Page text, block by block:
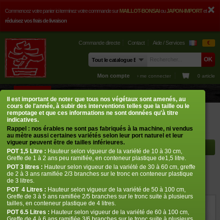
Commencez votre panier ici terminez votre commande surMAILLOT-BONSAIouJAPON-IMPORTet
réduisez vos frais de livraison
Commande directe Contact Aide / Services €
Mon compte › me connecter 0 article
Boutique Erables japonais Acer palmatum Tsuru no mai
Rayon à afficher
Tsuru no mai
ref. : 1057
Il est important de noter que tous nos végétaux sont amenés, au
cours de l'année, à subir des interventions telles que la taille ou le
rempotage et que ces informations ne sont données qu'à titre
indicatives.
Rappel : nos érables ne sont pas fabriqués à la machine, ni vendus
au mètre aussi certaines variétés selon leur port naturel et leur
vigueur peuvent être de tailles inférieures.
POT1,5 Litre : Hauteur selon vigueur de la variété de 10 à 30 cm,
Greffe de 1 à 2 ans peu ramifiée, en conteneur plastique de1,5 litre.
POT3 litres : Hauteur selon vigueur de la variété de 30 à 60 cm, greffe
de 2 à 3 ans ramifiée 2/3 branches sur le tronc en conteneur plastique
de 3 litres.
POT 4 Litres : Hauteur selon vigueur de la variété de 50 à 100 cm,
Greffe de 3 à 5 ans ramifiée 2/5 branches sur le tronc suite à plusieurs
tailles, en conteneur plastique de 4 litres.
POT 6.5 Litres : Hauteur selon vigueur de la variété de 60 à 100 cm,